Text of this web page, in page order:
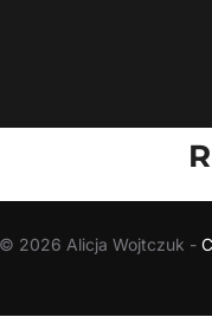
2026 Alicja Wojtczuk -